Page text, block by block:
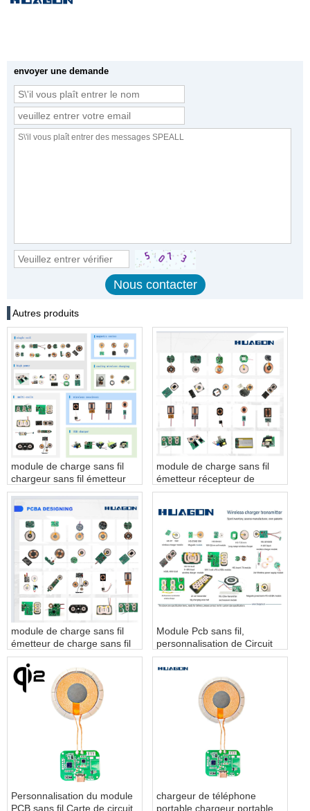
envoyer une demande
Autres produits
module de charge sans fil
chargeur sans fil émetteur
récepteur
module de charge sans fil
émetteur récepteur de
charge sans fil
module de charge sans fil
émetteur de charge sans fil
récepteur de charge sans fil
Module Pcb sans fil,
personnalisation de Circuit
imprimé de chargeur Mobile
sans fil, Module Pcb de
charge sans fil
Personnalisation du module
PCB sans fil Carte de circuit
chargeur de téléphone
portable chargeur portable